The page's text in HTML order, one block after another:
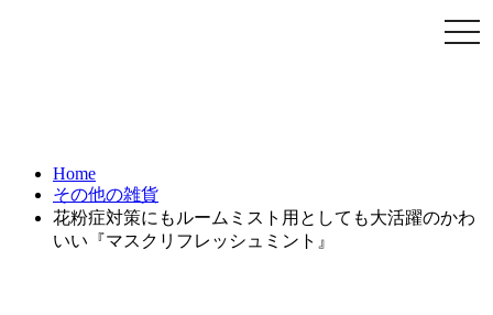
Home
その他の雑貨
花粉症対策にもルームミスト用としても大活躍のかわ
いい『マスクリフレッシュミント』